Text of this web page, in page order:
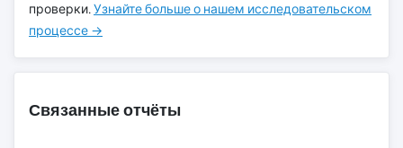
проверки.Узнайте больше о нашем исследовательском
процессе →
Связанные отчёты